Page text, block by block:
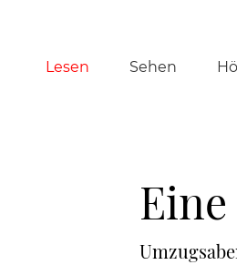
Navigation
Lesen Sehen